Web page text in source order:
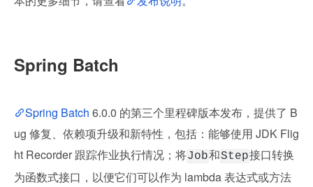
Spring Batch
Spring Batch 6.0.0 的第三个里程碑版本发布，提供了 B
ug 修复、依赖项升级和新特性，包括：能够使用 JDK Flig
ht Recorder 跟踪作业执行情况；将Job和Step接口转换
为函数式接口，以便它们可以作为 lambda 表达式或方法